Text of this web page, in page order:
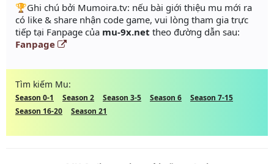
️🏆Ghi chú bởi Mumoira.tv: nếu bài giới thiệu mu mới ra
có like & share nhận code game, vui lòng tham gia trực
tiếp tại Fanpage của mu-9x.net theo đường dẫn sau:
Fanpage
Tìm kiếm Mu:
Season 0-1 Season 2 Season 3-5 Season 6
Season 7-15
Season 16-20
Season 21